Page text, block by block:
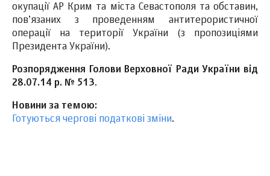
окупації АР Крим та міста Севастополя та обставин,
пов’язаних з проведенням антитерористичної
операції на території України (з пропозиціями
Президента України).
Розпорядження Голови Верховної Ради України від
28.07.14 р. № 513.
Новини за темою:
Готуються чергові податкові зміни.